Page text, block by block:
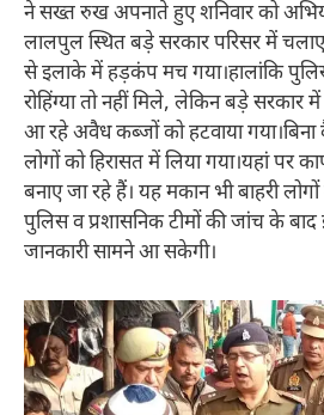
ने सख्त रुख अपनाते हुए शनिवार को
लालपुल स्थित बड़े सरकार परिसर में
से इलाके में हड़कंप मच गया।हालांकि
रोहिंग्या तो नहीं मिले, लेकिन बड़े
आ रहे अवैध कब्जों को हटवाया
लोगों को हिरासत में लिया गया।यहां पर
बनाए जा रहे हैं। यह मकान भी बाहरी
पुलिस व प्रशासनिक टीमों की जांच के
जानकारी सामने आ सकेगी।